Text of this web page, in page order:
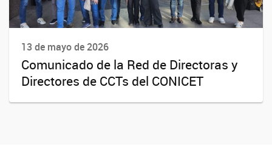
13 de mayo de 2026
Comunicado de la Red de Directoras y
Directores de CCTs del CONICET